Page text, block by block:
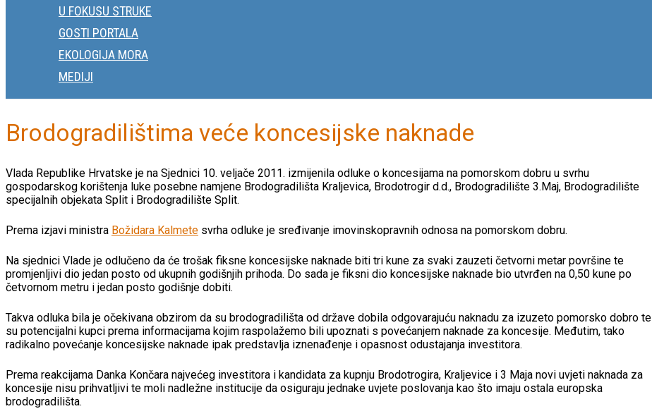
U FOKUSU STRUKE
GOSTI PORTALA
EKOLOGIJA MORA
MEDIJI
Brodogradilištima veće koncesijske naknade
Vlada Republike Hrvatske je na Sjednici 10. veljače 2011. izmijenila odluke o koncesijama na pomorskom dobru u svrhu
gospodarskog korištenja luke posebne namjene Brodogradilišta Kraljevica, Brodotrogir d.d., Brodogradilište 3.Maj, Brodogradilište
specijalnih objekata Split i Brodogradilište Split.
Prema izjavi ministra Božidara Kalmete svrha odluke je sređivanje imovinskopravnih odnosa na pomorskom dobru.
Na sjednici Vlade je odlučeno da će trošak fiksne koncesijske naknade biti tri kune za svaki zauzeti četvorni metar površine te
promjenljivi dio jedan posto od ukupnih godišnjih prihoda. Do sada je fiksni dio koncesijske naknade bio utvrđen na 0,50 kune po
četvornom metru i jedan posto godišnje dobiti.
Takva odluka bila je očekivana obzirom da su brodogradilišta od države dobila odgovarajuću naknadu za izuzeto pomorsko dobro te
su potencijalni kupci prema informacijama kojim raspolažemo bili upoznati s povećanjem naknade za koncesije. Međutim, tako
radikalno povećanje koncesijske naknade ipak predstavlja iznenađenje i opasnost odustajanja investitora.
Prema reakcijama Danka Končara najvećeg investitora i kandidata za kupnju Brodotrogira, Kraljevice i 3 Maja novi uvjeti naknada za
koncesije nisu prihvatljivi te moli nadležne institucije da osiguraju jednake uvjete poslovanja kao što imaju ostala europska
brodogradilišta.